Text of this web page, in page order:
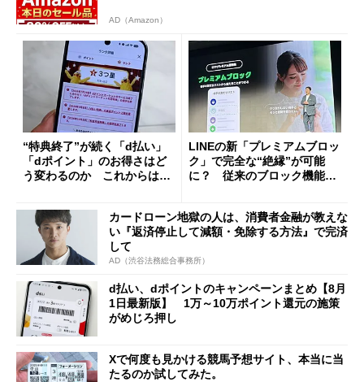
AD（Amazon）
“特典終了”が続く「d払い」
「dポイント」のお得さはど
う変わるのか これからは
LINEの新「プレミアムブロッ
ク」で完全な“絶縁”が可能
に？ 従来のブロック機能と
カードローン地獄の人は、消費者金融が教えな
い『返済停止して減額・免除する方法』で完済
して
AD（渋谷法務総合事務所）
d払い、dポイントのキャンペーンまとめ【8月
1日最新版】 1万～10万ポイント還元の施策
がめじろ押し
Xで何度も見かける競馬予想サイト、本当に当
たるのか試してみた。